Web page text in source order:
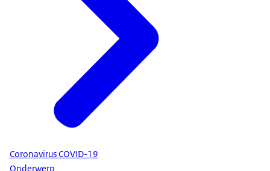
Coronavirus COVID-19